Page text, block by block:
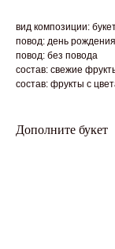
вид композиции:
повод: день рождения
повод: без повода
состав: свежие
состав: фрукты с
Дополните букет